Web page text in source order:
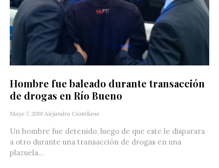
Hombre fue baleado durante transacción
de drogas en Río Bueno
Mayo 7, 2019 Alejandra Castellano
Un hombre fue detenido, luego de que este le disparara
a otro durante una transacción de drogas en una
plazuela...